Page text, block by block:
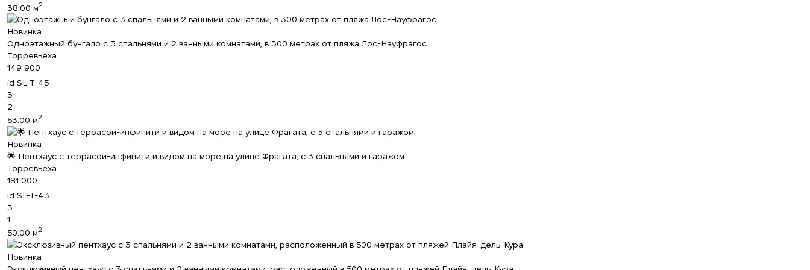
38.00 м2
Новинка
Одноэтажный бунгало с 3 спальнями и 2 ванными комнатами, в 300 метрах от пляжа Лос-Науфрагос.
Торревьеха
149 900
id SL-T-45
3
2
53.00 м2
Новинка
🌟 Пентхаус с террасой-инфинити и видом на море на улице Фрагата, с 3 спальнями и гаражом.
Торревьеха
181 000
id SL-T-43
3
1
50.00 м2
Новинка
запрос и ответим в
Подписка на обновления успешно оформлена.
+380